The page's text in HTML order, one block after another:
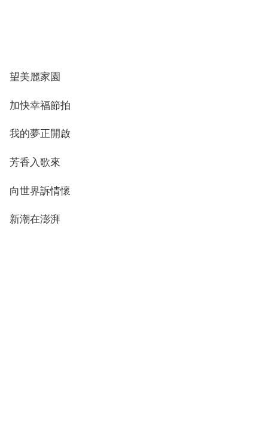
望美麗家園
加快幸福節拍
我的夢正開啟
芳香入歌來
向世界訴情懷
新潮在澎湃